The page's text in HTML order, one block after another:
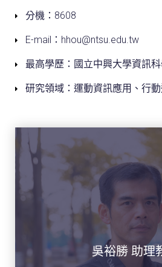
分機：8608
E-mail：hhou@ntsu.edu.tw
最高學歷：國立中興大學資訊
研究領域：運動資訊應用、行
吳裕勝 助理